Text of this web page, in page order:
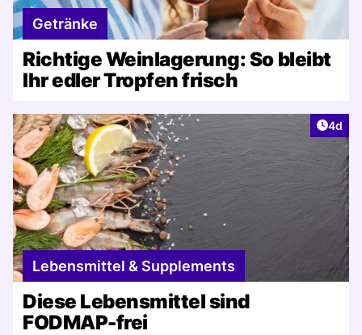
Getränke
Richtige Weinlagerung: So bleibt
Ihr edler Tropfen frisch
4d
Lebensmittel & Supplements
Diese Lebensmittel sind
FODMAP-frei